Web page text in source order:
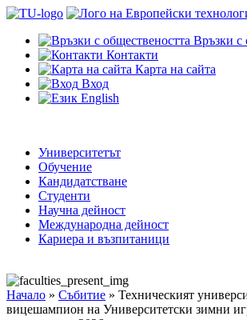
Връзки с
Контакти
Карта на сайта
Вход
English
Университетът
Обучение
Кандидатстване
Студенти
Научна дейност
Международна дейност
Кариера и възпитаници
Начало » Събитие » Техническият
вицешампион на Университетски зимни